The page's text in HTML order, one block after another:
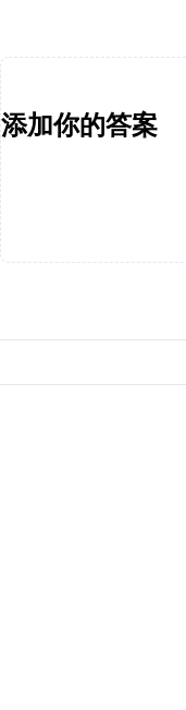
添加你的答案